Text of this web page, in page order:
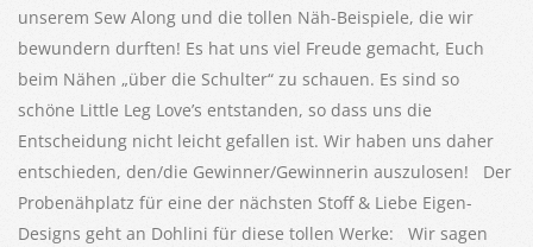
unserem Sew Along und die tollen Näh-Beispiele, die wir
bewundern durften! Es hat uns viel Freude gemacht, Euch
beim Nähen „über die Schulter“ zu schauen. Es sind so
schöne Little Leg Love’s entstanden, so dass uns die
Entscheidung nicht leicht gefallen ist. Wir haben uns daher
entschieden, den/die Gewinner/Gewinnerin auszulosen! Der
Probenähplatz für eine der nächsten Stoff & Liebe Eigen-
Designs geht an Dohlini für diese tollen Werke: Wir sagen